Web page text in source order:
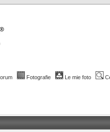
Fotografie Le mie foto